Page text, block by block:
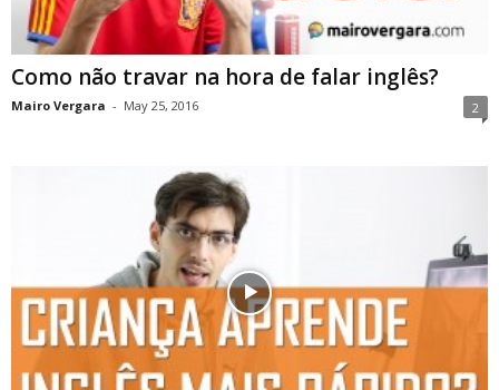
Como não travar na hora de falar inglês?
Mairo Vergara - May 25, 2016 2